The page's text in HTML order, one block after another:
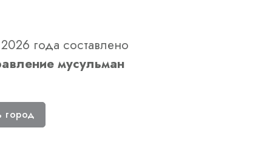
года составлено
мусульман
город